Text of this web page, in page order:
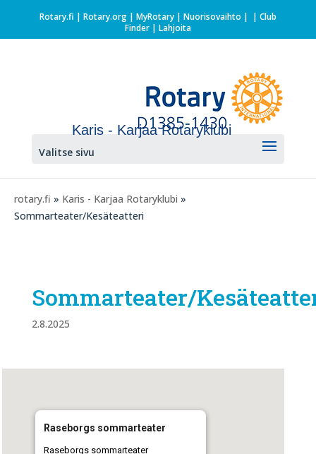
Rotary.fi | Rotary.org| MyRotary | Nuorisovaihto | | Club
Finder| Lahjoita
Karis - Karjaa Rotaryklubi
Valitse sivu
rotary.fi » Karis - Karjaa Rotaryklubi »
Sommarteater/Kesäteatteri
Sommarteater/
2.8.2025
Raseborgs sommarteater
Raseborgs sommarteater